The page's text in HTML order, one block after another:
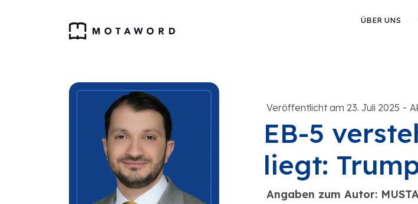
ÜBER UNS
Veröffentlicht am 23. Juli 2025 -
EB-5
liegt:
Angaben zum Autor: